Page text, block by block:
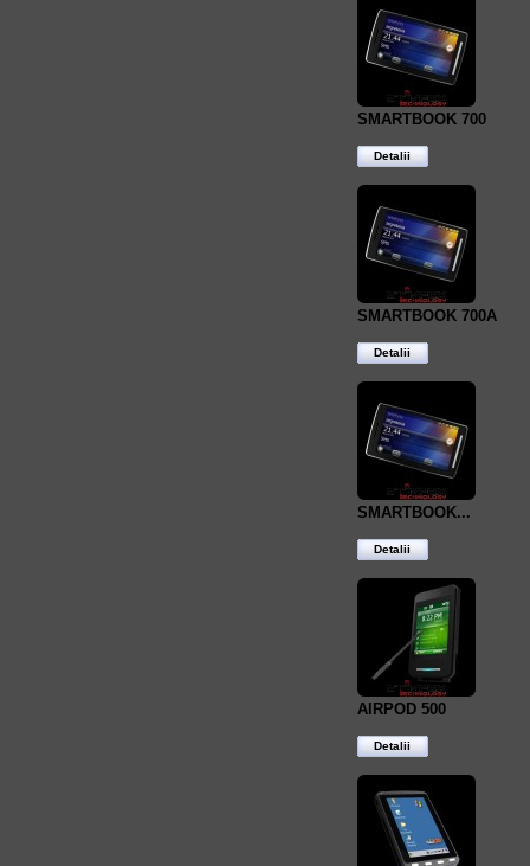
SMARTBOOK 700
Detalii
SMARTBOOK 700A
Detalii
SMARTBOOK...
Detalii
AIRPOD 500
Detalii